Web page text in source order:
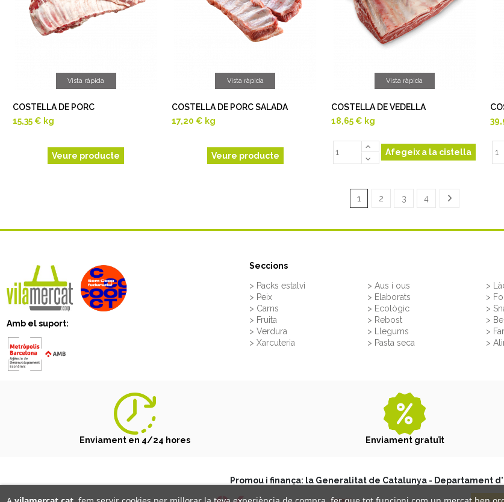
Vista ràpida
COSTELLA DE PORC
Veure producte
15,35 € kg
Vista ràpida
COSTELLA DE PORC SALADA
Veure producte
17,20 € kg
Vista ràpida
COSTELLA DE VEDELLA
Afegeix a la cistella
18,65 € kg
1 2 3 4
Amb el suport:
Seccions
> Packs estalvi
> Peix
> Carns
> Fruita
> Verdura
> Xarcuteria
> Aus i ous
> Elaborats
> Ecològic
> Rebost
> Llegums
> Pasta seca
>
>
>
>
>
>
Enviament en 4/24 hores Enviament gratuït
Promou i finança: la Generalitat de Catalunya - Departament